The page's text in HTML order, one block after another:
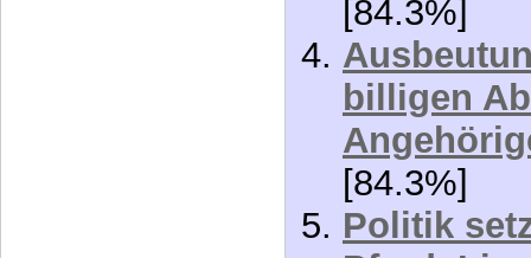
[84.3%]
billigen
[84.3%]
Politik